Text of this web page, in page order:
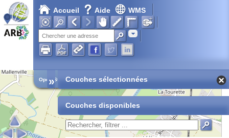
Accueil Aide WMS
Adresse
Open Street Map
» Couches sélectionnées
Couches disponibles